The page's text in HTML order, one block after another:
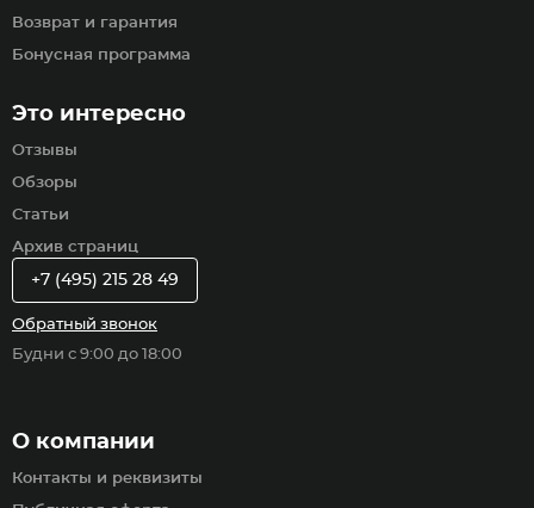
Возврат и гарантия
Бонусная программа
Это интересно
Отзывы
Обзоры
Статьи
Архив страниц
О компании
Контакты и реквизиты
+7 (495) 215 28 49
Обратный звонок
Будни с 9:00 до 18:00